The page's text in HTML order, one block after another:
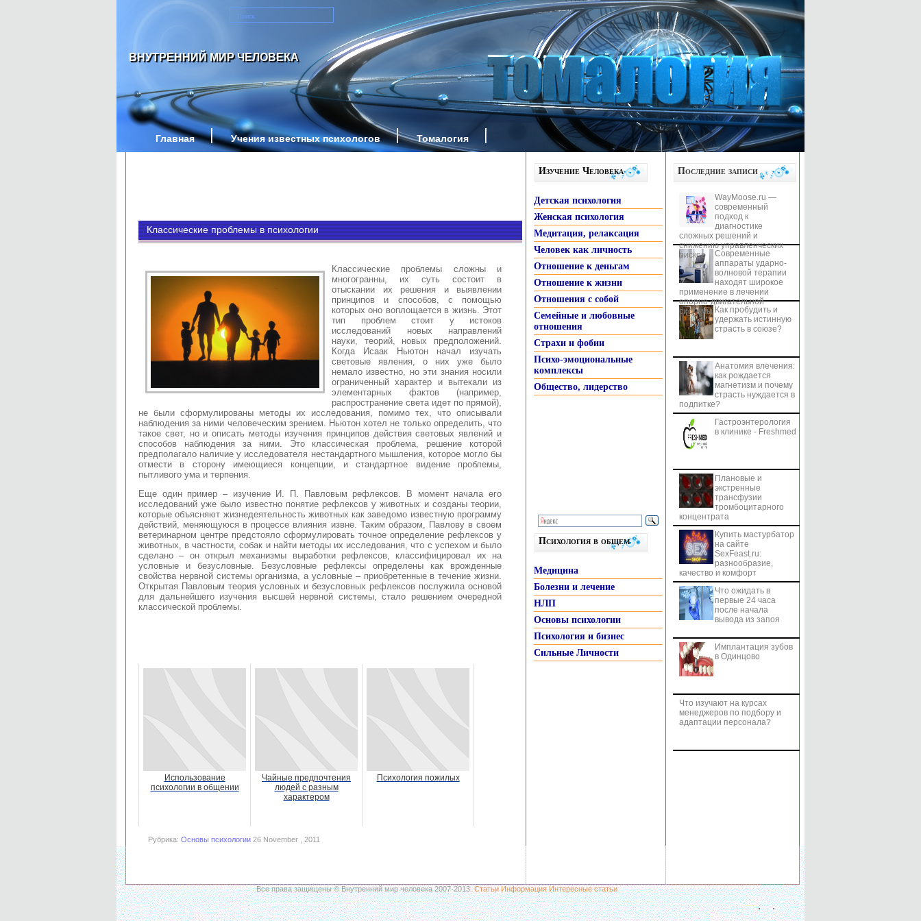
ВНУТРЕННИЙ МИР ЧЕЛОВЕКА
Главная Учения известных психологов Томалогия
Классические проблемы в психологии
Классические проблемы сложны и
многогранны, их суть состоит в
отыскании их решения и выявлении
принципов и способов, с помощью
которых оно воплощается в жизнь. Этот
тип проблем стоит у истоков
исследований новых направлений
науки, теорий, новых предположений.
Когда Исаак Ньютон начал изучать
световые явления, о них уже было
немало известно, но эти знания носили
ограниченный характер и вытекали из
элементарных фактов (например,
распространение света идет по прямой),
не были сформулированы методы их исследования, помимо тех, что описывали
наблюдения за ними человеческим зрением. Ньютон хотел не только определить, что
такое свет, но и описать методы изучения принципов действия световых явлений и
способов наблюдения за ними. Это классическая проблема, решение которой
предполагало наличие у исследователя нестандартного мышления, которое могло бы
отмести в сторону имеющиеся концепции, и стандартное видение проблемы,
пытливого ума и терпения.
Еще один пример – изучение И. П. Павловым рефлексов. В момент начала его
исследований уже было известно понятие рефлексов у животных и созданы теории,
которые объясняют жизнедеятельность животных как заведомо известную программу
действий, меняющуюся в процессе влияния извне. Таким образом, Павлову в своем
ветеринарном центре предстояло сформулировать точное определение рефлексов у
животных, в частности, собак и найти методы их исследования, что с успехом и было
сделано – он открыл механизмы выработки рефлексов, классифицировал их на
условные и безусловные. Безусловные рефлексы определены как врожденные
свойства нервной системы организма, а условные – приобретенные в течение жизни.
Открытая Павловым теория условных и безусловных рефлексов послужила основой
для дальнейшего изучения высшей нервной системы, стало решением очередной
классической проблемы.
Использование
психологии в общении
Чайные предпочтения
людей с разным
характером
Психология пожилых
Рубрика: Основы психологии 26 November , 2011
Изучение Человека
Детская психология
Женская психология
Медитация, релаксация
Человек как личность
Отношение к деньгам
Отношение к жизни
Отношения с собой
Семейные и любовные
отношения
Страхи и фобии
Психо-эмоциональные
комплексы
Общество, лидерство
Психология в общем
Медицина
Болезни и лечение
НЛП
Основы психологии
Психология и бизнес
Сильные Личности
Последние записи
WayMoose.ru —
современный
подход к
диагностике
сложных решений и
снижению управленческих
рисков
Современные
аппараты ударно-
волновой терапии
находят широкое
применение в лечении
опорно-двигательной
системы Как пробудить и
удержать истинную
страсть в союзе?
Анатомия влечения:
как рождается
магнетизм и почему
страсть нуждается в
подпитке?
Гастроэнтерология
в клинике - Freshmed
Плановые и
экстренные
трансфузии
тромбоцитарного
концентрата
Купить мастурбатор
на сайте
SexFeast.ru:
разнообразие,
качество и комфорт
Что ожидать в
первые 24 часа
после начала
вывода из запоя
Имплантация зубов
в Одинцово
Что изучают на курсах
менеджеров по подбору и
адаптации персонала?
Все права защищены © Внутренний мир человека 2007-2013.Статьи Информация Интересные статьи